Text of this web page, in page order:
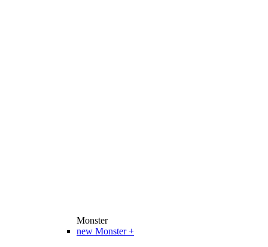
Monster
new Monster +